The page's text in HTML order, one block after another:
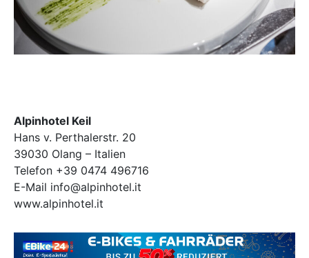
Alpinhotel Keil
Hans v. Perthalerstr. 20
39030 Olang – Italien
Telefon +39 0474 496716
E-Mail info@alpinhotel.it
www.alpinhotel.it